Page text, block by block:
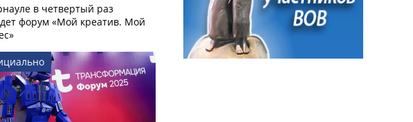
в четвертый раз
форум «Мой креатив. Мой